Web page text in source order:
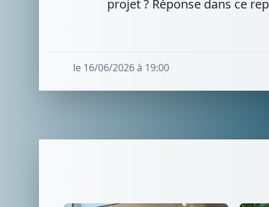
projet ? Réponse dans ce
le 16/06/2026 à 19:00